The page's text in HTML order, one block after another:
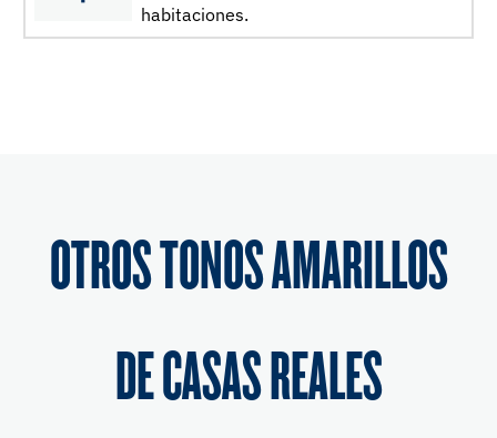
habitaciones.
OTROS TONOS AMARILLOS
DE CASAS REALES